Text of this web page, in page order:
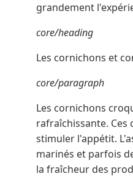
grandement
core/heading
Les cornichons et
core/paragraph
Les cornichons
rafraîchissante.
stimuler l'appétit.
marinés et parfois
la fraîcheur des